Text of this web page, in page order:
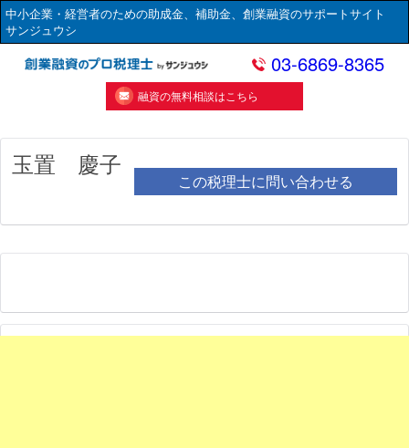
中小企業・経営者のための助成金、補助金、創業融資のサポートサイト
サンジュウシ
03-6869-8365
融資の無料相談はこちら
玉置 慶子
この税理士に問い合わせる